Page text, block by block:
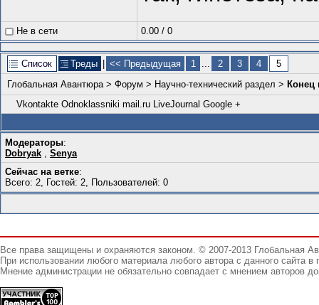
Не в сети 0.00 / 0
Список Треды << Предыдущая 1 ... 2 3 4
5
Глобальная Авантюра> Форум > Научно-технический раздел > Конец
Vkontakte Odnoklassniki mail.ru LiveJournal Google +
Модераторы:
Dobryаk , Senya
Сейчас на ветке:
Всего: 2, Гостей: 2, Пользователей: 0
Все права защищены и охраняются законом. © 2007-2013 Глобальная
При использовании любого материала любого автора с данного сайта
Мнение администрации не обязательно совпадает с мнением авторов